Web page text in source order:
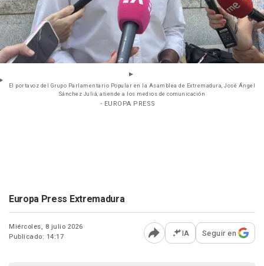
El portavoz del Grupo Parlamentario Popular en la Asamblea de Extremadura, José Ángel
Sánchez Juliá, atiende a los medios de comunicación
- EUROPA PRESS
Europa Press Extremadura
Miércoles, 8 julio 2026
Publicado: 14:17
Abrir opciones para
IA Seguir en